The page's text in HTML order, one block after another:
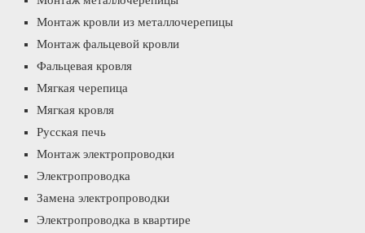
Монтаж кровли из металлочерепицы
Монтаж фальцевой кровли
Фальцевая кровля
Мягкая черепица
Мягкая кровля
Русская печь
Монтаж электропроводки
Электропроводка
Замена электропроводки
Электропроводка в квартире